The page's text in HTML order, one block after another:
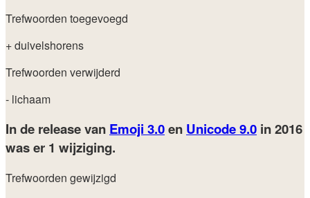
Trefwoorden toegevoegd
+ duivelshorens
Trefwoorden verwijderd
- lichaam
In de release van Emoji 3.0en Unicode 9.0 in 2016
was er 1 wijziging.
Trefwoorden gewijzigd